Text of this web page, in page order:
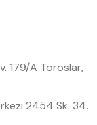
179/A Toroslar,
2454 Sk. 34.